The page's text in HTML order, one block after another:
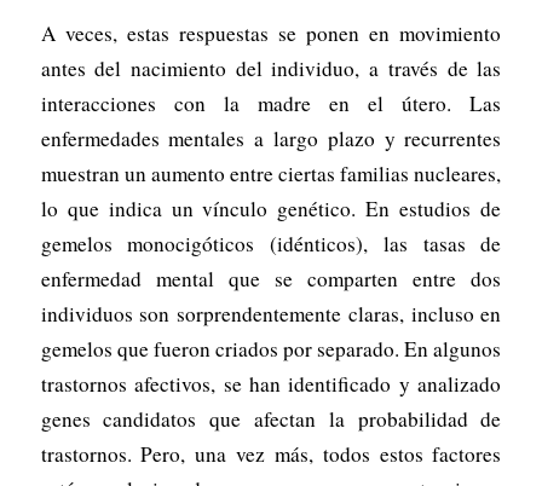
A veces, estas respuestas se ponen en movimiento
antes del nacimiento del individuo, a través de las
interacciones con la madre en el útero. Las
enfermedades mentales a largo plazo y recurrentes
muestran un aumento entre ciertas familias nucleares,
lo que indica un vínculo genético. En estudios de
gemelos monocigóticos (idénticos), las tasas de
enfermedad mental que se comparten entre dos
individuos son sorprendentemente claras, incluso en
gemelos que fueron criados por separado. En algunos
trastornos afectivos, se han identificado y analizado
genes candidatos que afectan la probabilidad de
trastornos. Pero, una vez más, todos estos factores